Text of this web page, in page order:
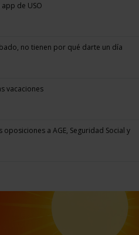
de USO
no tienen por qué darte un día
vacaciones
oposiciones a AGE, Seguridad Social y